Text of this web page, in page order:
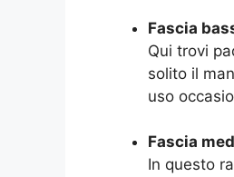
Fascia
Qui trovi
solito il
uso
Fascia
In questo